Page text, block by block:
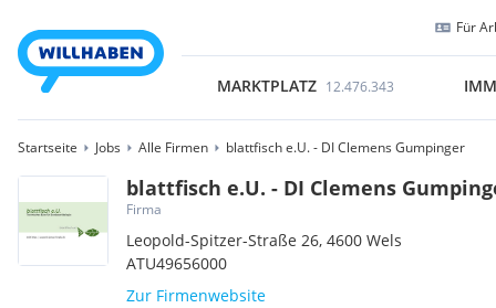
Für
MARKTPLATZ 12.476.343
Startseite Jobs Alle Firmen blattfisch e.U. - DI Clemens Gumpinger
blattfisch e.U. - DI Clemens
Firma
Leopold-Spitzer-Straße 26,4600Wels
ATU49656000
Zur Firmenwebsite